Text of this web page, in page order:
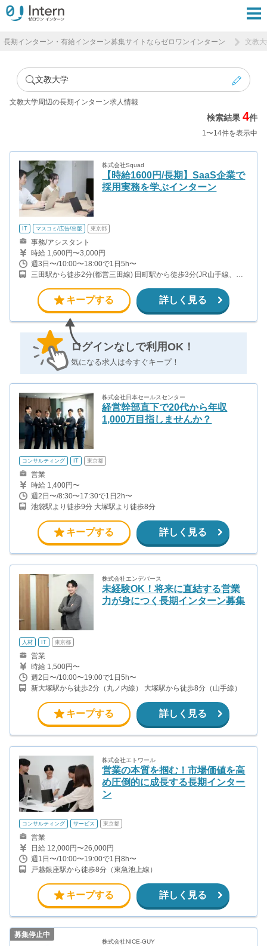
長期インターン・有給インターン募集サイトならゼロワンインターン 文教
文教大学
文教大学周辺の長期インターン求人情報
検索結果4件
1〜14件を表示中
株式会社Squad
【時給1600円/長期】SaaS企業で
採用実務を学ぶインターン
IT マスコミ/広告/出版 東京都
事務/アシスタント
時給 1,600円〜3,000円
週3日〜/10:00〜18:00で1日5h〜
三田駅から徒歩2分(都営三田線) 田町駅から徒歩3分(JR山手線、京
キープする 詳しく見る
ログインなしで利用OK！
気になる求人は今すぐキープ！
株式会社日本セールスセンター
経営幹部直下で20代から年収
1,000万目指しませんか？
コンサルティング IT 東京都
営業
時給 1,400円〜
週2日〜/8:30〜17:30で1日2h〜
池袋駅より徒歩9分 大塚駅より徒歩8分
キープする 詳しく見る
株式会社エンデバース
未経験OK！将来に直結する営業
力が身につく長期インターン募集
人材 IT 東京都
営業
時給 1,500円〜
週2日〜/10:00〜19:00で1日5h〜
新大塚駅から徒歩2分（丸ノ内線） 大塚駅から徒歩8分（山手線）
キープする 詳しく見る
株式会社エトワール
営業の本質を掴む！市場価値を高
め圧倒的に成長する長期インター
ン
コンサルティング サービス 東京都
営業
日給 12,000円〜26,000円
週1日〜/10:00〜19:00で1日8h〜
戸越銀座駅から徒歩8分（東急池上線）
キープする 詳しく見る
募集停止中
株式会社NICE-GUY